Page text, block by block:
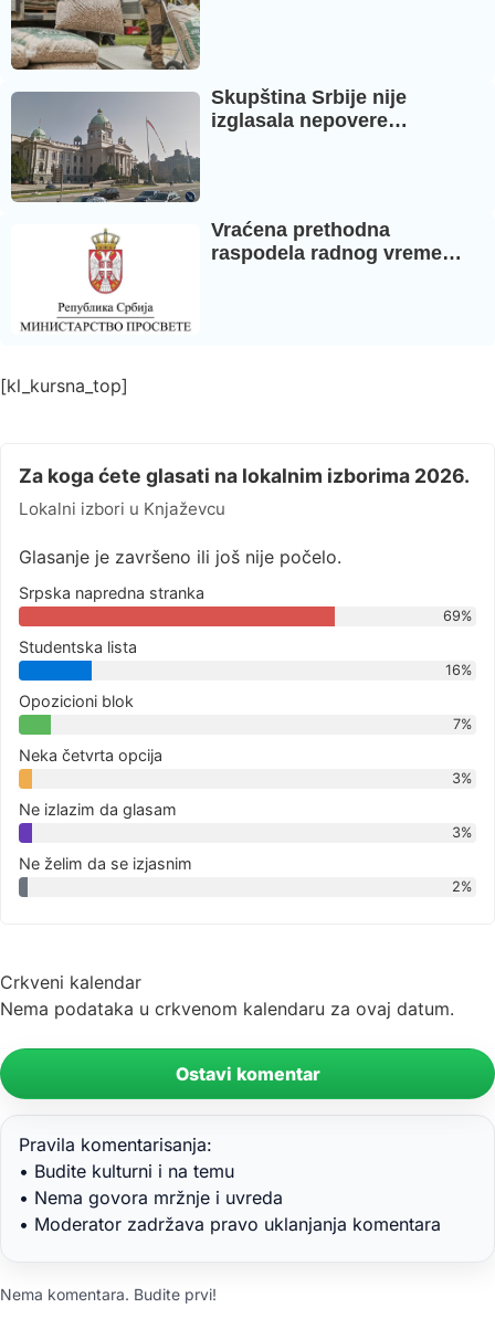
Skupština Srbije nije
izglasala nepovere…
Vraćena prethodna
raspodela radnog vreme…
[kl_kursna_top]
Za koga ćete glasati na lokalnim izborima 2026.
Lokalni izbori u Knjaževcu
Glasanje je završeno ili još nije počelo.
Srpska napredna stranka
69%
Studentska lista
16%
Opozicioni blok
7%
Neka četvrta opcija
3%
Ne izlazim da glasam
3%
Ne želim da se izjasnim
2%
Crkveni kalendar
Nema podataka u crkvenom kalendaru za ovaj datum.
Ostavi komentar
Pravila komentarisanja:
• Budite kulturni i na temu
• Nema govora mržnje i uvreda
• Moderator zadržava pravo uklanjanja komentara
Nema komentara. Budite prvi!